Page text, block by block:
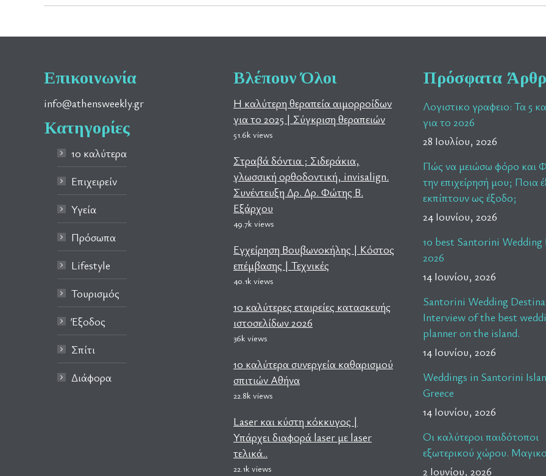
Επικοινωνία
info@athensweekly.gr
Κατηγορίες
10 καλύτερα
Επιχειρείν
Υγεία
Πρόσωπα
Lifestyle
Τουρισμός
Έξοδος
Σπίτι
Διάφορα
Βλέπουν Όλοι
Η καλύτερη θεραπεία αιμορροίδων
για το 2025 | Σύγκριση θεραπειών
51.6k views
Στραβά δόντια ; Σιδεράκια,
γλωσσική ορθοδοντική, invisalign.
Συνέντευξη Δρ. Δρ. Φώτης Β.
Εξάρχου
49.7k views
Εγχείρηση Βουβωνοκήλης | Κόστος
επέμβασης | Τεχνικές
40.1k views
10 καλύτερες εταιρείες κατασκευής
ιστοσελίδων 2026
36k views
10 καλύτερα συνεργεία καθαρισμού
σπιτιών Αθήνα
22.8k views
Laser και κύστη κόκκυγος |
Υπάρχει διαφορά laser με laser
τελικά..
22.1k views
Πρόσφατα
Λογιστικο γραφειο: Τα 5
για το 2026
28 Ιουλίου, 2026
Πώς να μειώσω φόρο και
την επιχείρησή μου; Ποια
εκπίπτουν ως έξοδο;
24 Ιουνίου, 2026
10 best Santorini Wedding
2026
14 Ιουνίου, 2026
Santorini Wedding
Interview of the best
planner on the island.
14 Ιουνίου, 2026
Weddings in Santorini
Greece
14 Ιουνίου, 2026
Οι καλύτεροι παιδότοποι
εξωτερικού χώρου.
2 Ιουνίου, 2026